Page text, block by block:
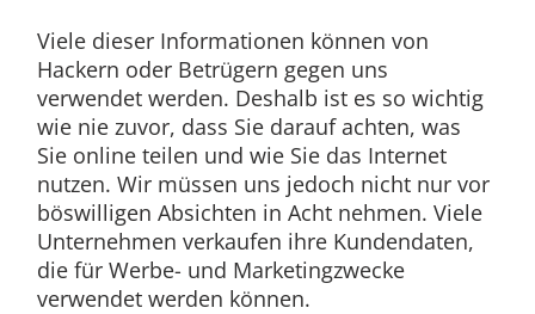
Viele dieser Informationen können von
Hackern oder Betrügern gegen uns
verwendet werden. Deshalb ist es so wichtig
wie nie zuvor, dass Sie darauf achten, was
Sie online teilen und wie Sie das Internet
nutzen. Wir müssen uns jedoch nicht nur vor
böswilligen Absichten in Acht nehmen. Viele
Unternehmen verkaufen ihre Kundendaten,
die für Werbe- und Marketingzwecke
verwendet werden können.